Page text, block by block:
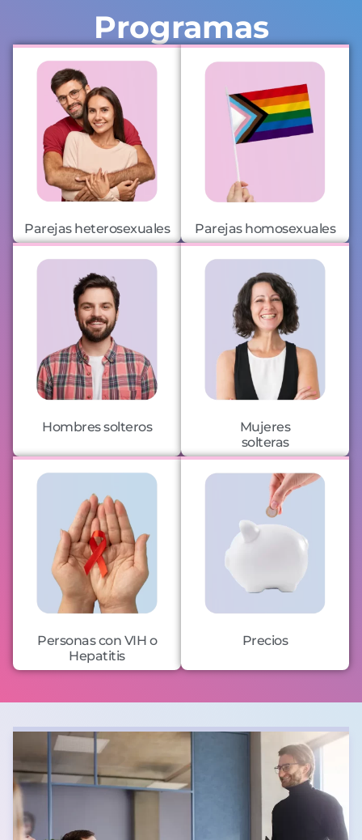
Programas
Parejas heterosexuales Parejas homosexuales
Hombres solteros
Mujeres
solteras
Personas con VIH o
Hepatitis
Precios